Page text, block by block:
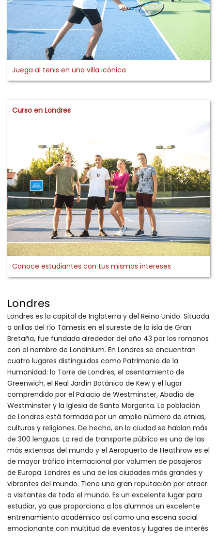
Juega al tenis en una villa icónica
Curso en Londres
Conoce estudiantes con tus mismos intereses
Londres
Londres es la capital de Inglaterra y del Reino Unido. Situada
a orillas del río Támesis en el sureste de la isla de Gran
Bretaña, fue fundada alrededor del año 43 por los romanos
con el nombre de Londinium. En Londres se encuentran
cuatro lugares distinguidos como Patrimonio de la
Humanidad: la Torre de Londres, el asentamiento de
Greenwich, el Real Jardín Botánico de Kew y el lugar
comprendido por el Palacio de Westminster, Abadía de
Westminster y la Iglesia de Santa Margarita. La población
de Londres está formada por un amplio número de etnias,
culturas y religiones. De hecho, en la ciudad se hablan más
de 300 lenguas. La red de transporte público es una de las
más extensas del mundo y el Aeropuerto de Heathrow es el
de mayor tráfico internacional por volumen de pasajeros
de Europa. Londres es una de las ciudades más grandes y
vibrantes del mundo. Tiene una gran reputación por atraer
a visitantes de todo el mundo. Es un excelente lugar para
estudiar, ya que proporciona a los alumnos un excelente
entrenamiento académico así como una escena social
emocionante con multitud de eventos y lugares de interés.